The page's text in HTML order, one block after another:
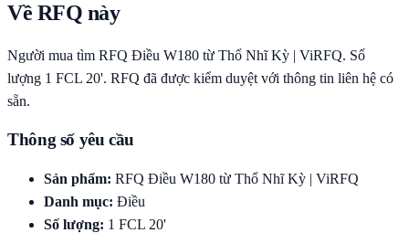
Về RFQ này
Người mua tìm RFQ Điều W180 từ Thổ Nhĩ Kỳ | ViRFQ. Số
lượng 1 FCL 20'. RFQ đã được kiểm duyệt với thông tin liên hệ có
sẵn.
Thông số yêu cầu
Sản phẩm: RFQ Điều W180 từ Thổ Nhĩ Kỳ | ViRFQ
Danh mục: Điều
Số lượng: 1 FCL 20'